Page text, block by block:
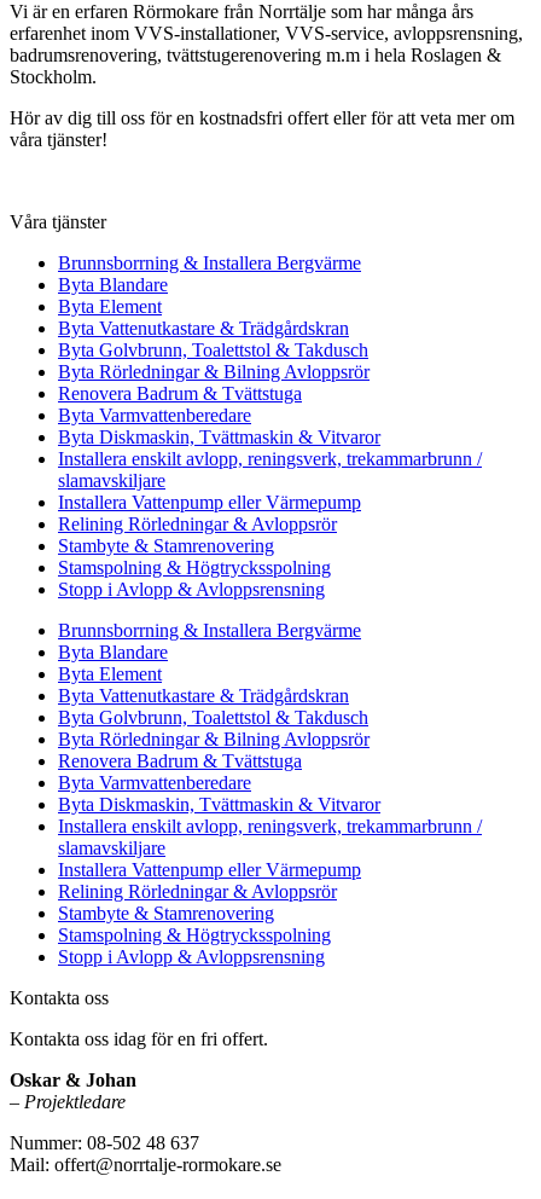
Vi är en erfaren Rörmokare från Norrtälje som har många års
erfarenhet inom VVS-installationer, VVS-service, avloppsrensning,
badrumsrenovering, tvättstugerenovering m.m i hela Roslagen &
Stockholm.
Hör av dig till oss för en kostnadsfri offert eller för att veta mer om
våra tjänster!
Våra tjänster
Brunnsborrning & Installera Bergvärme
Byta Blandare
Byta Element
Byta Vattenutkastare & Trädgårdskran
Byta Golvbrunn, Toalettstol & Takdusch
Byta Rörledningar & Bilning Avloppsrör
Renovera Badrum & Tvättstuga
Byta Varmvattenberedare
Byta Diskmaskin, Tvättmaskin & Vitvaror
Installera enskilt avlopp, reningsverk, trekammarbrunn /
slamavskiljare
Installera Vattenpump eller Värmepump
Relining Rörledningar & Avloppsrör
Stambyte & Stamrenovering
Stamspolning & Högtrycksspolning
Stopp i Avlopp & Avloppsrensning
Brunnsborrning & Installera Bergvärme
Byta Blandare
Byta Element
Byta Vattenutkastare & Trädgårdskran
Byta Golvbrunn, Toalettstol & Takdusch
Byta Rörledningar & Bilning Avloppsrör
Renovera Badrum & Tvättstuga
Byta Varmvattenberedare
Byta Diskmaskin, Tvättmaskin & Vitvaror
Installera enskilt avlopp, reningsverk, trekammarbrunn /
slamavskiljare
Installera Vattenpump eller Värmepump
Relining Rörledningar & Avloppsrör
Stambyte & Stamrenovering
Stamspolning & Högtrycksspolning
Stopp i Avlopp & Avloppsrensning
Kontakta oss
Kontakta oss idag för en fri offert.
Oskar & Johan
– Projektledare
Nummer: 08-502 48 637
Mail: offert@norrtalje-rormokare.se